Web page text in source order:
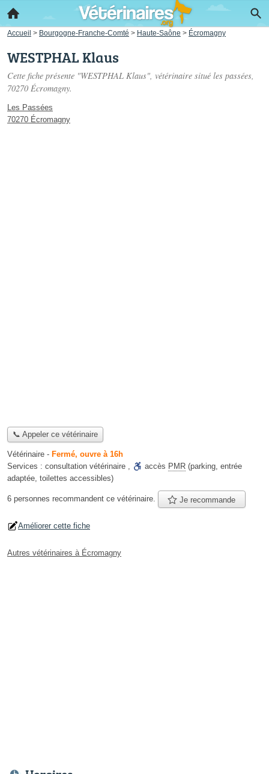
Accueil > Bourgogne-Franche-Comté > Haute-Saône > Écromagny
WESTPHAL Klaus
Cette fiche présente "WESTPHAL Klaus", vétérinaire situé les passées,
70270 Écromagny.
Les Passées
70270 Écromagny
📞 Appeler ce vétérinaire
Vétérinaire - Fermé, ouvre à 16h
Services : consultation vétérinaire , accès PMR (parking, entrée
adaptée, toilettes accessibles)
6 personnes recommandent ce vétérinaire. Je recommande
Améliorer cette fiche
Autres vétérinaires à Écromagny